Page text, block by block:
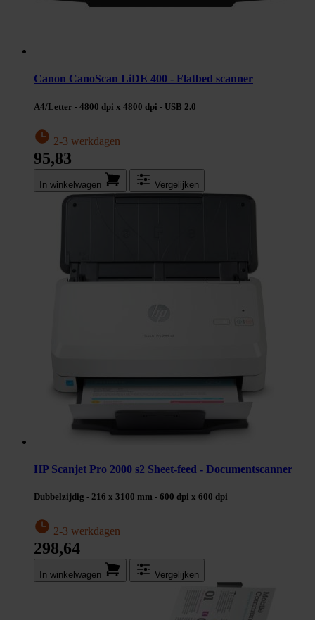
Canon CanoScan LiDE 400 - Flatbed scanner
A4/Letter - 4800 dpi x 4800 dpi - USB 2.0
2-3 werkdagen
95,83
In winkel­wagen Vergelijken
HP Scanjet Pro 2000 s2 Sheet-feed - Documentscanner
Dubbelzijdig - 216 x 3100 mm - 600 dpi x 600 dpi
2-3 werkdagen
298,64
In winkel­wagen Vergelijken